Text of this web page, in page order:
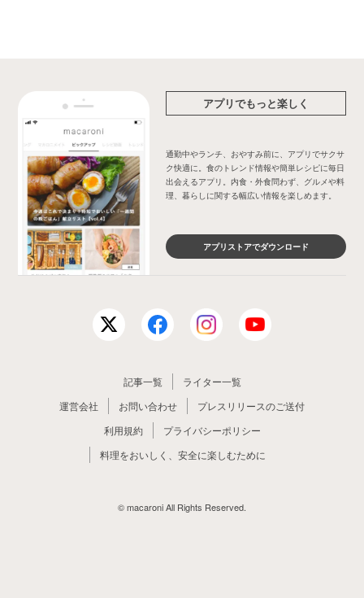
アプリでもっと楽しく
通勤中やランチ、おやすみ前に、アプリでサクサ
ク快適に。食のトレンド情報や簡単レシピに毎日
出会えるアプリ。内食・外食問わず、グルメや料
理、暮らしに関する幅広い情報を楽しめます。
アプリストアでダウンロード
記事一覧
ライター一覧
運営会社
お問い合わせ
プレスリリースのご送付
利用規約
プライバシーポリシー
料理をおいしく、安全に楽しむために
© macaroni All Rights Reserved.